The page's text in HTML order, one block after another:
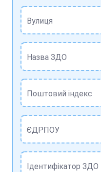
Вулиця
Назва ЗДО
Поштовий індекс
ЄДРПОУ
Ідентифікатор ЗДО